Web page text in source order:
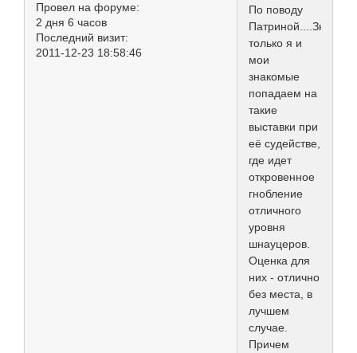
Провел на форуме:
2 дня 6 часов
Последний визит:
2011-12-23 18:58:46
По поводу
Патриной....Значит
только я и
мои
знакомые
попадаем на
такие
выставки при
её судействе,
где идет
откровенное
гнобление
отличного
уровня
шнауцеров.
Оценка для
них - отлично
без места, в
лучшем
случае.
Причем